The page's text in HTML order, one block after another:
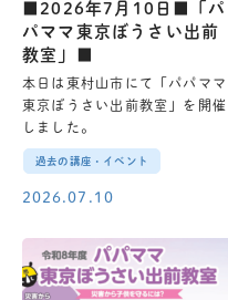
■2026年7月10日■「パ
パママ東京ぼうさい出前
教室」■
本日は東村山市にて「パパママ
東京ぼうさい出前教室」を開催
しました。
過去の講座・イベント
2026.07.10